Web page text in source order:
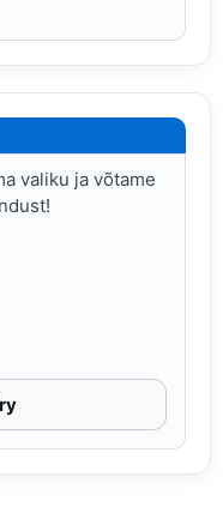
valiku ja võtame